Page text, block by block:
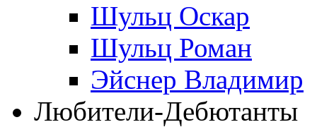
Шульц Оскар
Шульц Роман
Эйснер Владимир
Любители-Дебютанты